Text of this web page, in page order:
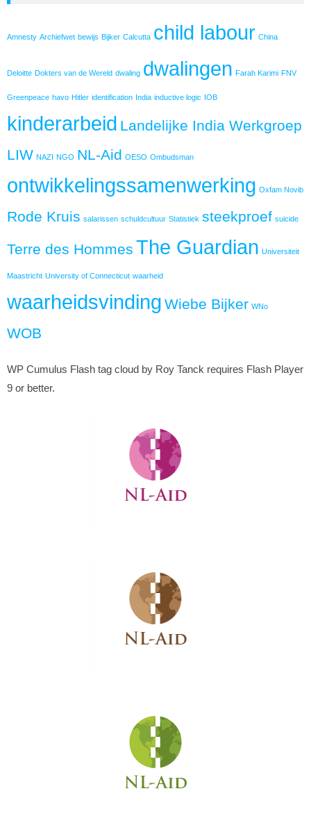
Amnesty Archiefwet bewijs Bijker Calcutta child labour China
Deloitte Dokters van de Wereld dwaling dwalingen Farah Karimi FNV
Greenpeace havo Hitler identification India inductive logic IOB
kinderarbeid Landelijke India Werkgroep
LIW NAZI NGO NL-Aid OESO Ombudsman
ontwikkelingssamenwerking Oxfam Novib
Rode Kruis salarissen schuldcultuur Statistiek steekproef suicide
Terre des Hommes The Guardian Universiteit
Maastricht University of Connecticut waarheid
waarheidsvinding Wiebe Bijker WNo
WOB
WP Cumulus Flash tag cloud by Roy Tanck requires Flash Player
9 or better.